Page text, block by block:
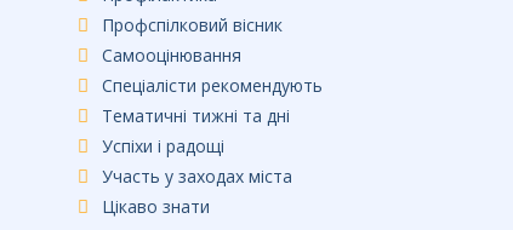
Профспілковий вісник
Самооцінювання
Спеціалісти рекомендують
Тематичні тижні та дні
Успіхи і радощі
Участь у заходах міста
Цікаво знати